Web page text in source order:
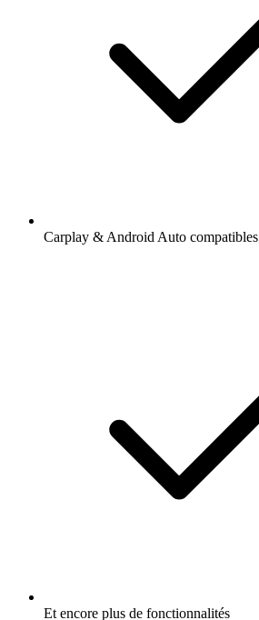
Carplay & Android Auto compatibles
Et encore plus de fonctionnalités